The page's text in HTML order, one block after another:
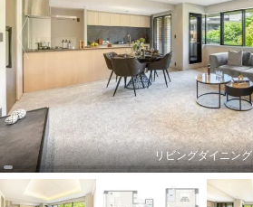
リビングダイニング